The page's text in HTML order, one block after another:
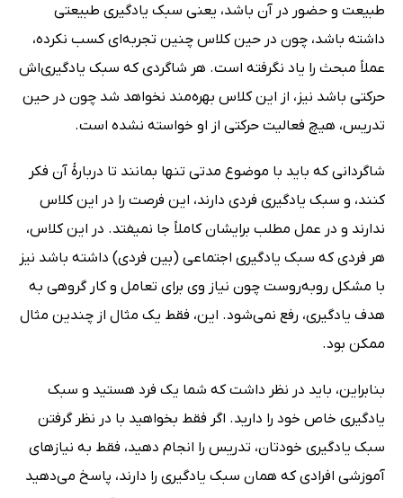
طبیعت و حضور در آن باشد، یعنی سبک یادگیری طبیعتی
داشته باشد، چون در حین کلاس چنین تجربه‌ای کسب نکرده،
عملاً مبحث را یاد نگرفته‌ است. هر شاگردی که سبک یادگیری‌اش
حرکتی باشد نیز، از این کلاس بهره‌مند نخواهد شد چون در حین
تدریس، هیچ فعالیت حرکتی از او خواسته نشده‌ است.
شاگردانی که باید با موضوع مدتی تنها بمانند تا دربارۀ آن فکر
کنند، و سبک یادگیری فردی دارند، این فرصت را در این کلاس
ندارند و در عمل مطلب برایشان کاملاً جا نمیفتد. در این کلاس،
هر فردی که سبک یادگیری اجتماعی (بین فردی) داشته باشد نیز
با مشکل روبه‌روست چون نیاز وی برای تعامل و کار گروهی به
هدف یادگیری، رفع نمی‌شود. این، فقط یک مثال از چندین مثال
ممکن بود.
بنابراین، باید در نظر داشت که شما یک فرد هستید و سبک
یادگیری خاص خود را دارید. اگر فقط بخواهید با در نظر گرفتن
سبک یادگیری خودتان، تدریس را انجام دهید، فقط به نیازهای
آموزشی افرادی که همان سبک یادگیری را دارند، پاسخ می‌دهید